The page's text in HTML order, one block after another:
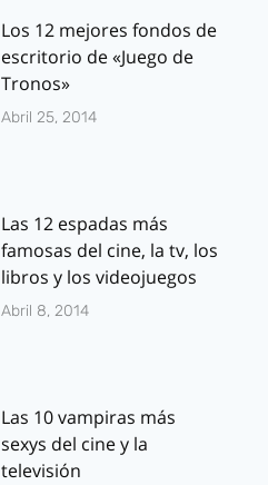
Los 12 mejores fondos de
escritorio de «Juego de
Tronos»
Abril 25, 2014
Las 12 espadas más
famosas del cine, la tv, los
libros y los videojuegos
Abril 8, 2014
Las 10 vampiras más
sexys del cine y la
televisión